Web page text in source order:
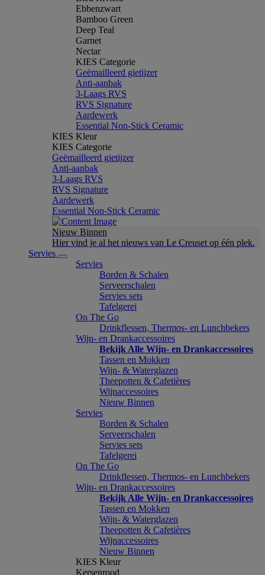
Ebbenzwart
Bamboo Green
Deep Teal
Garnet
Nectar
KIES Categorie
Geëmailleerd gietijzer
Anti-aanbak
3-Laags RVS
RVS Signature
Aardewerk
Essential Non-Stick Ceramic
KIES Kleur
KIES Categorie
Geëmailleerd gietijzer
Anti-aanbak
3-Laags RVS
RVS Signature
Aardewerk
Essential Non-Stick Ceramic
Nieuw Binnen
Hier vind je al het nieuws van Le Creuset op één plek.
Servies
Servies
Borden & Schalen
Serveerschalen
Servies sets
Tafelgerei
On The Go
Drinkflessen, Thermos- en Lunchbekers
Wijn- en Drankaccessoires
Bekijk Alle Wijn- en Drankaccessoires
Tassen en Mokken
Wijn- & Waterglazen
Theepotten & Cafetières
Wijnaccessoires
Nieuw Binnen
Servies
Borden & Schalen
Serveerschalen
Servies sets
Tafelgerei
On The Go
Drinkflessen, Thermos- en Lunchbekers
Wijn- en Drankaccessoires
Bekijk Alle Wijn- en Drankaccessoires
Tassen en Mokken
Wijn- & Waterglazen
Theepotten & Cafetières
Wijnaccessoires
Nieuw Binnen
KIES Kleur
Kersenrood